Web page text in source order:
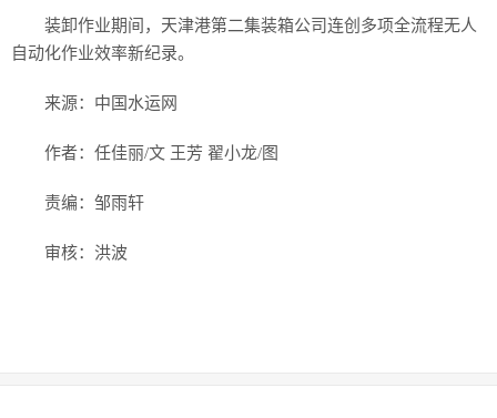
装卸作业期间，天津港第二集装箱公司连创多项全流程无人
自动化作业效率新纪录。
来源：中国水运网
作者：任佳丽/文 王芳 翟小龙/图
责编：邹雨轩
审核：洪波